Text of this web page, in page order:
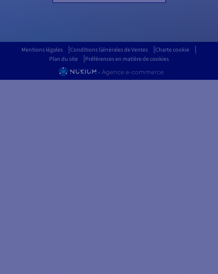
Mentions légales Conditions Générales de Ventes
Charte cookie
Plan du site
Préférences en matière de cookies